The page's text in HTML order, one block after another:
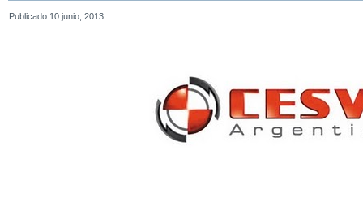
Publicado 10 junio, 2013